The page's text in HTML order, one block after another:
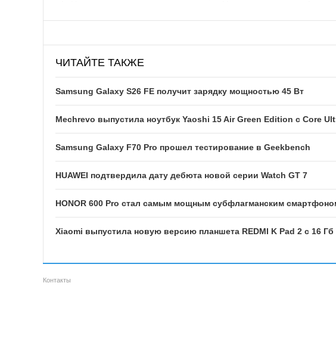
ЧИТАЙТЕ ТАКЖЕ
Samsung Galaxy S26 FE получит зарядку мощностью 45 Вт
Mechrevo выпустила ноутбук Yaoshi 15 Air Green Edition с Core
Samsung Galaxy F70 Pro прошел тестирование в Geekbench
HUAWEI подтвердила дату дебюта новой серии Watch GT 7
HONOR 600 Pro стал самым мощным субфлагманским
Xiaomi выпустила новую версию планшета REDMI K Pad 2 с 16
Контакты